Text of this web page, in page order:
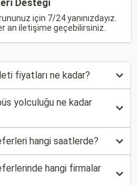
Desteği
için 7/24 yanınızdayız.
an iletişime geçebilirsiniz.
fiyatları ne kadar?
yolculuğu ne kadar
hangi saatlerde?
hangi firmalar